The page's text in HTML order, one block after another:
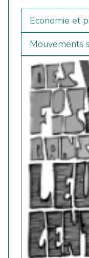
Economie et
Mouvements